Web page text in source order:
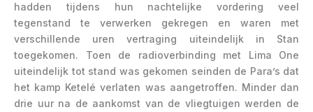
hadden tijdens hun nachtelijke vordering veel
tegenstand te verwerken gekregen en waren met
verschillende uren vertraging uiteindelijk in Stan
toegekomen. Toen de radioverbinding met Lima One
uiteindelijk tot stand was gekomen seinden de Para’s dat
het kamp Ketelé verlaten was aangetroffen. Minder dan
drie uur na de aankomst van de vliegtuigen werden de